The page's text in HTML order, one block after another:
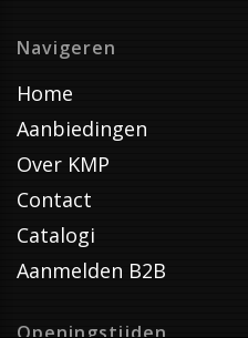
Navigeren
Home
Aanbiedingen
Over KMP
Contact
Catalogi
Aanmelden B2B
Openingstijden